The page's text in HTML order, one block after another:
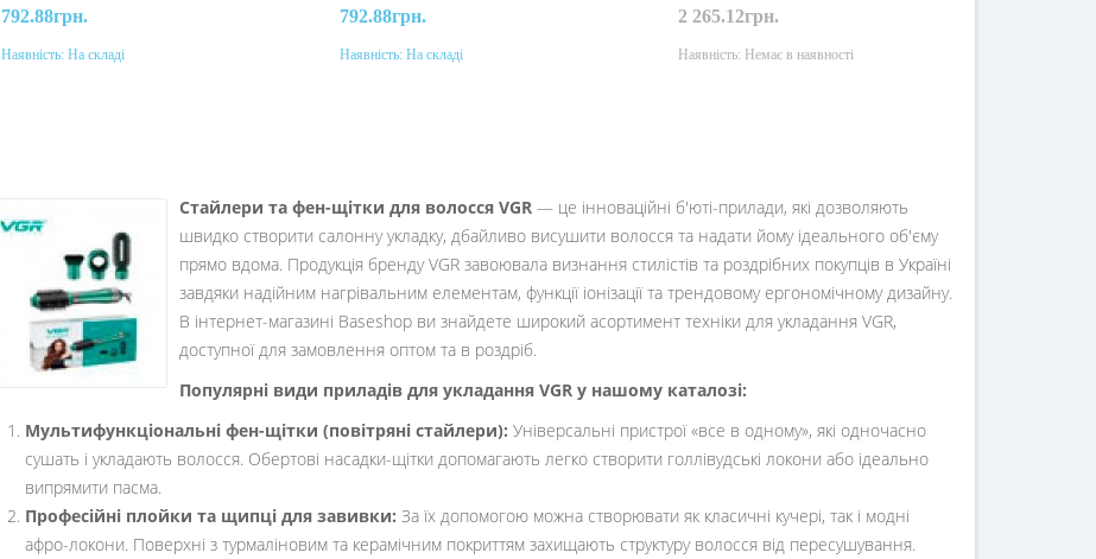
792.88грн.
До кошика
Наявність: На складі
792.88грн.
До кошика
Наявність: На складі
2 265.12грн.
Закінчився
Наявність: Немає в наявності
Стайлери та фен-щітки для волосся VGR — це інноваційні б'юті-прилади, які дозволяють
швидко створити салонну укладку, дбайливо висушити волосся та надати йому ідеального об'єму
прямо вдома. Продукція бренду VGR завоювала визнання стилістів та роздрібних покупців в Україні
завдяки надійним нагрівальним елементам, функції іонізації та трендовому ергономічному дизайну.
В інтернет-магазині Baseshop ви знайдете широкий асортимент техніки для укладання VGR,
доступної для замовлення оптом та в роздріб.
Популярні види приладів для укладання VGR у нашому каталозі:
Мультифункціональні фен-щітки (повітряні стайлери): Універсальні пристрої «все в одному», які одночасно
сушать і укладають волосся. Обертові насадки-щітки допомагають легко створити голлівудські локони або ідеально
випрямити пасма.
Професійні плойки та щипці для завивки: За їх допомогою можна створювати як класичні кучері, так і модні
афро-локони. Поверхні з турмаліновим та керамічним покриттям захищають структуру волосся від пересушування.